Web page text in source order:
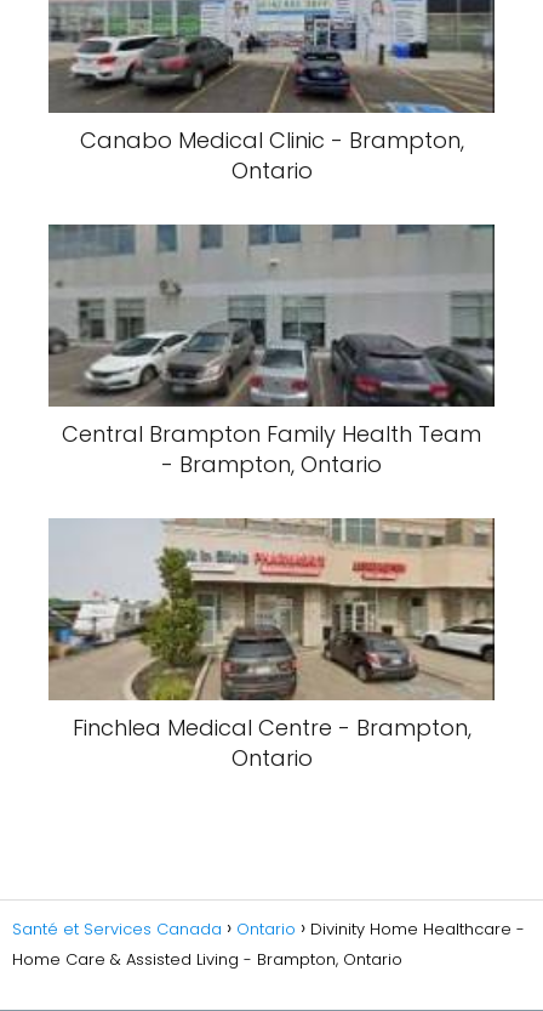
Canabo Medical Clinic - Brampton,
Ontario
Central Brampton Family Health Team
- Brampton, Ontario
Finchlea Medical Centre - Brampton,
Ontario
Santé et Services Canada Ontario
Divinity Home Healthcare -
Home Care & Assisted Living - Brampton, Ontario